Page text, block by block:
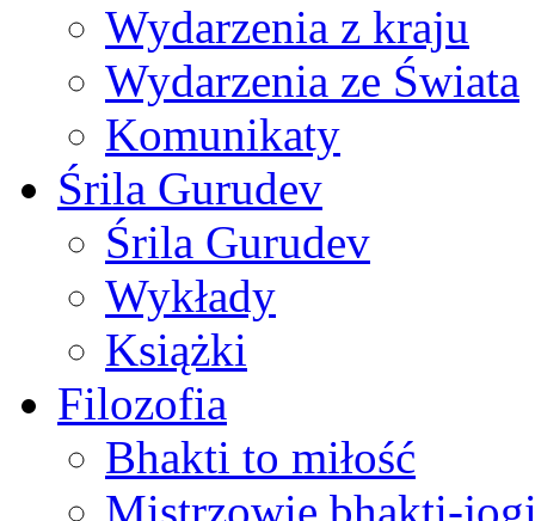
Wydarzenia z kraju
Wydarzenia ze Świata
Komunikaty
Śrila Gurudev
Śrila Gurudev
Wykłady
Książki
Filozofia
Bhakti to miłość